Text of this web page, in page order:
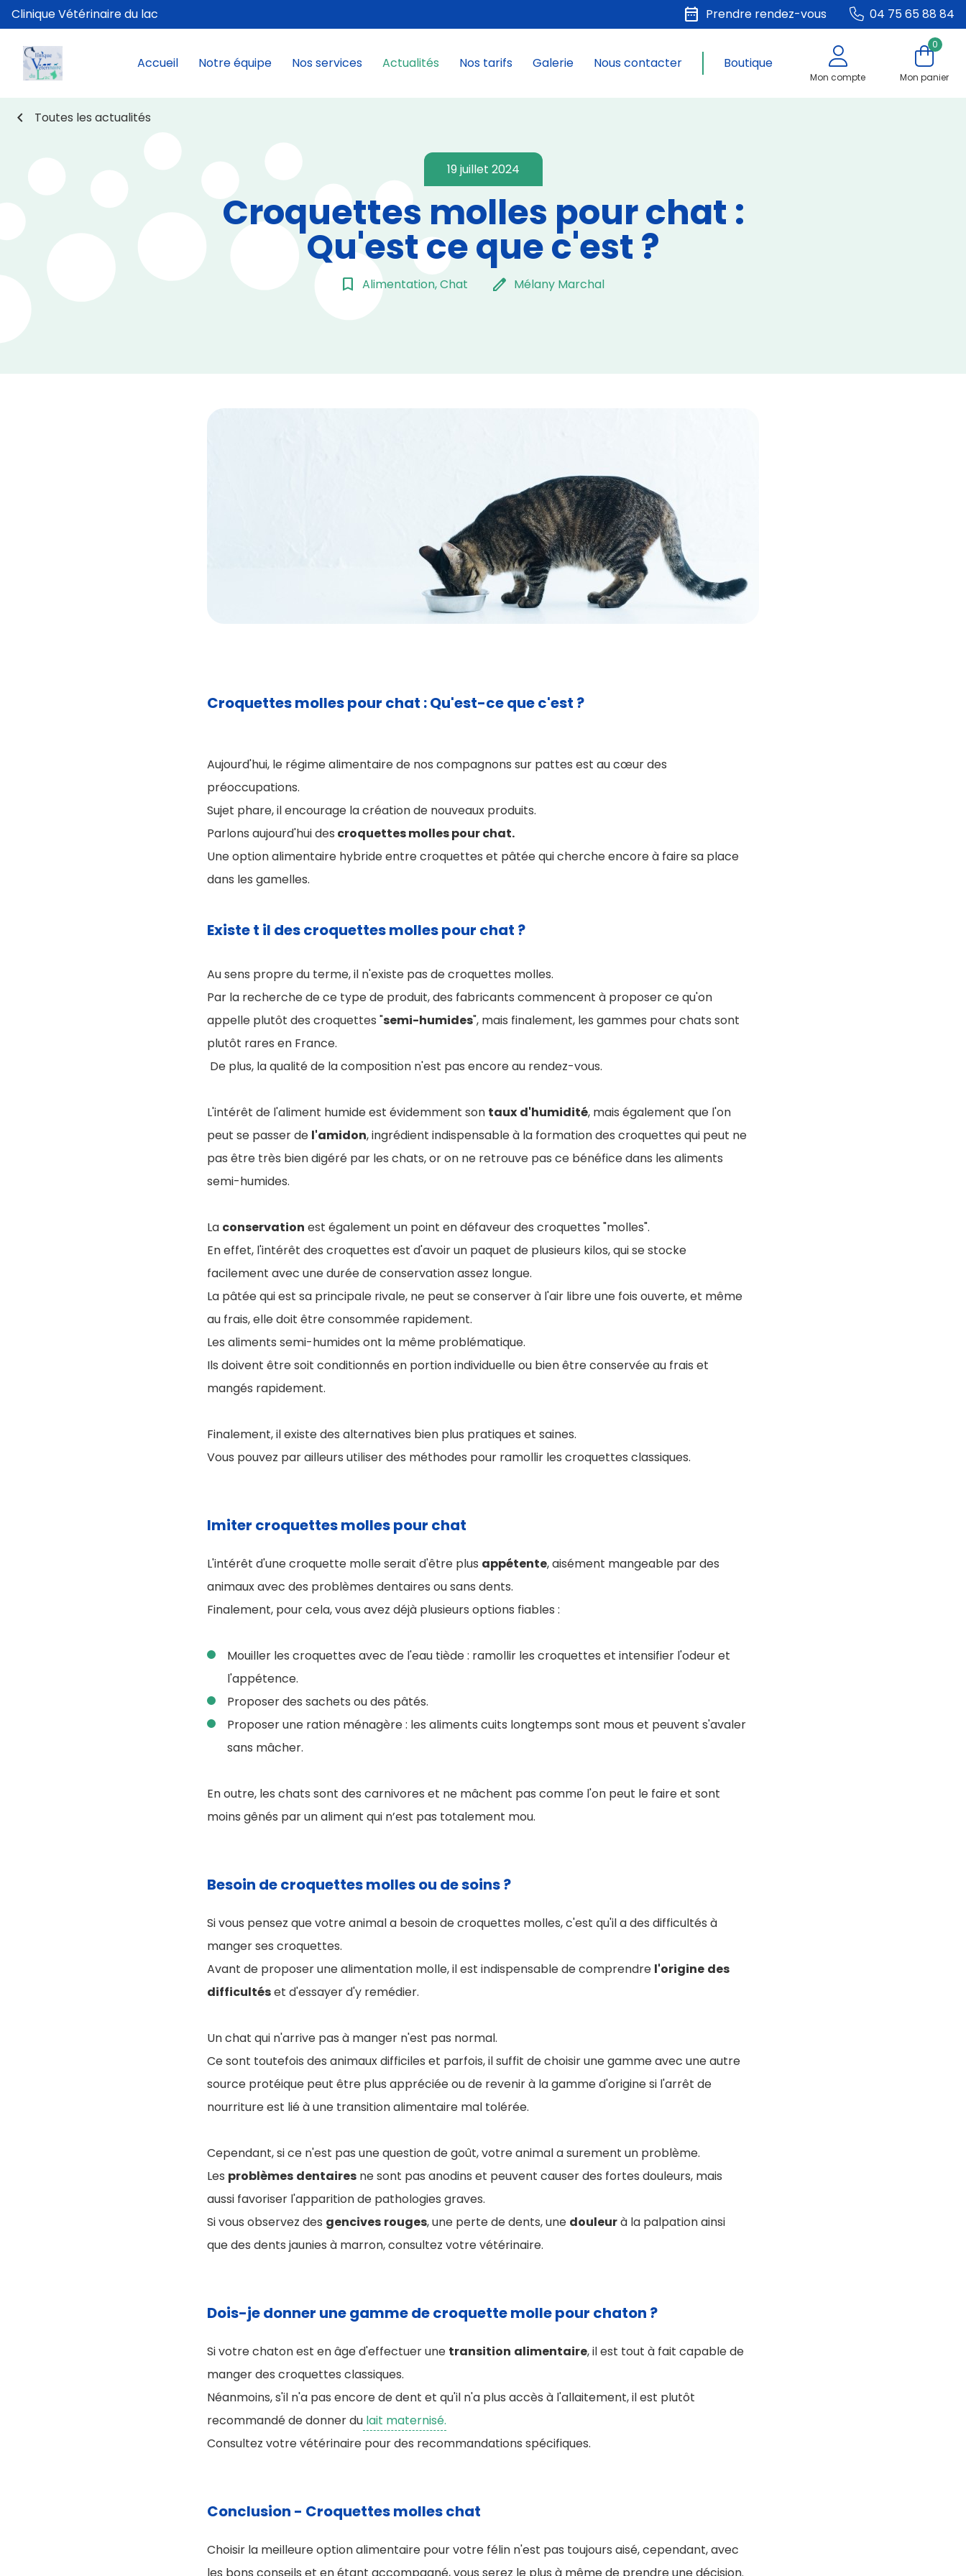
Clinique Vétérinaire du lac date_range Prendre rendez-vous 04 75 65 88 84
Accueil Notre équipe Nos services Actualités Nos tarifs Galerie Nous contacter Boutique
Mon compte
0
Mon panier
chevron_left Toutes les actualités
19 juillet 2024
Croquettes molles pour chat :
Qu'est ce que c'est ?
bookmark_border Alimentation, Chat edit Mélany Marchal
Croquettes molles pour chat : Qu'est-ce que c'est ?
Aujourd'hui, le régime alimentaire de nos compagnons sur pattes est au cœur des
préoccupations.
Sujet phare, il encourage la création de nouveaux produits.
Parlons aujourd'hui des croquettes molles pour chat.
Une option alimentaire hybride entre croquettes et pâtée qui cherche encore à faire sa place
dans les gamelles.
Existe t il des croquettes molles pour chat ?
Au sens propre du terme, il n'existe pas de croquettes molles.
Par la recherche de ce type de produit, des fabricants commencent à proposer ce qu'on
appelle plutôt des croquettes "semi-humides", mais finalement, les gammes pour chats sont
plutôt rares en France.
De plus, la qualité de la composition n'est pas encore au rendez-vous.
L'intérêt de l'aliment humide est évidemment son taux d'humidité, mais également que l'on
peut se passer de l'amidon, ingrédient indispensable à la formation des croquettes qui peut ne
pas être très bien digéré par les chats, or on ne retrouve pas ce bénéfice dans les aliments
semi-humides.
La conservation est également un point en défaveur des croquettes "molles".
En effet, l'intérêt des croquettes est d'avoir un paquet de plusieurs kilos, qui se stocke
facilement avec une durée de conservation assez longue.
La pâtée qui est sa principale rivale, ne peut se conserver à l'air libre une fois ouverte, et même
au frais, elle doit être consommée rapidement.
Les aliments semi-humides ont la même problématique.
Ils doivent être soit conditionnés en portion individuelle ou bien être conservée au frais et
mangés rapidement.
Finalement, il existe des alternatives bien plus pratiques et saines.
Vous pouvez par ailleurs utiliser des méthodes pour ramollir les croquettes classiques.
Imiter croquettes molles pour chat
L'intérêt d'une croquette molle serait d'être plus appétente, aisément mangeable par des
animaux avec des problèmes dentaires ou sans dents.
Finalement, pour cela, vous avez déjà plusieurs options fiables :
Mouiller les croquettes avec de l'eau tiède : ramollir les croquettes et intensifier l'odeur et
l'appétence.
Proposer des sachets ou des pâtés.
Proposer une ration ménagère : les aliments cuits longtemps sont mous et peuvent s'avaler
sans mâcher.
En outre, les chats sont des carnivores et ne mâchent pas comme l'on peut le faire et sont
moins gênés par un aliment qui n’est pas totalement mou.
Besoin de croquettes molles ou de soins ?
Si vous pensez que votre animal a besoin de croquettes molles, c'est qu'il a des difficultés à
manger ses croquettes.
Avant de proposer une alimentation molle, il est indispensable de comprendre l'origine des
difficultéset d'essayer d'y remédier.
Un chat qui n'arrive pas à manger n'est pas normal.
Ce sont toutefois des animaux difficiles et parfois, il suffit de choisir une gamme avec une autre
source protéique peut être plus appréciée ou de revenir à la gamme d'origine si l'arrêt de
nourriture est lié à une transition alimentaire mal tolérée.
Cependant, si ce n'est pas une question de goût, votre animal a surement un problème.
Les problèmes dentaires ne sont pas anodins et peuvent causer des fortes douleurs, mais
aussi favoriser l'apparition de pathologies graves.
Si vous observez des gencives rouges, une perte de dents, une douleurà la palpation ainsi
que des dents jaunies à marron, consultez votre vétérinaire.
Dois-je donner une gamme de croquette molle pour chaton ?
Si votre chaton est en âge d'effectuer une transition alimentaire, il est tout à fait capable de
manger des croquettes classiques.
Néanmoins, s'il n'a pas encore de dent et qu'il n'a plus accès à l'allaitement, il est plutôt
recommandé de donner du lait maternisé.
Consultez votre vétérinaire pour des recommandations spécifiques.
Conclusion - Croquettes molles chat
Choisir la meilleure option alimentaire pour votre félin n'est pas toujours aisé, cependant, avec